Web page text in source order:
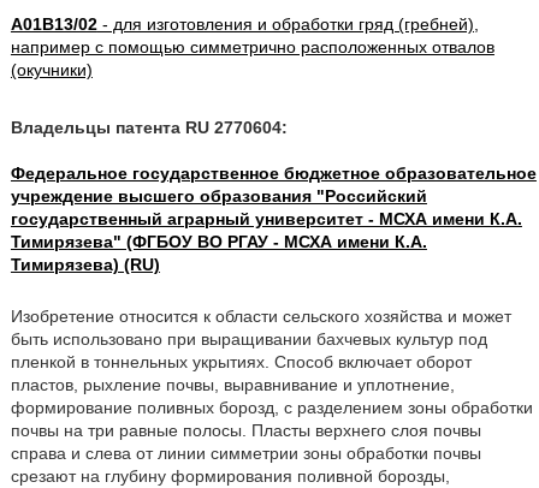
A01B13/02- для изготовления и обработки гряд (гребней),
например с помощью симметрично расположенных отвалов
(окучники)
Владельцы патента RU 2770604:
Федеральное государственное бюджетное образовательное
учреждение высшего образования "Российский
государственный аграрный университет - МСХА имени К.А.
Тимирязева" (ФГБОУ ВО РГАУ - МСХА имени К.А.
Тимирязева) (RU)
Изобретение относится к области сельского хозяйства и может
быть использовано при выращивании бахчевых культур под
пленкой в тоннельных укрытиях. Способ включает оборот
пластов, рыхление почвы, выравнивание и уплотнение,
формирование поливных борозд, с разделением зоны обработки
почвы на три равные полосы. Пласты верхнего слоя почвы
справа и слева от линии симметрии зоны обработки почвы
срезают на глубину формирования поливной борозды,